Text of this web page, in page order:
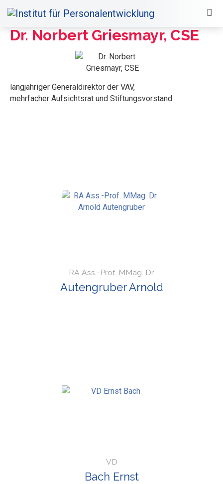
Dr. Norbert Griesmayr, CSE
langjähriger Generaldirektor der VAV,
mehrfacher Aufsichtsrat und Stiftungsvorstand
RA Ass.-Prof. MMag. Dr.
Autengruber Arnold
VD
Bach Ernst